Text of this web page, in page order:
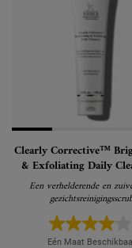
Clearly Corrective™
& Exfoliating Daily
Gezichtsreiniger
Een verhelderende en
Eén Maat